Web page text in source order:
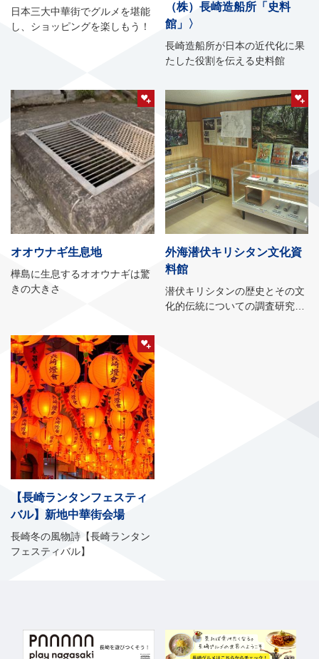
日本三大中華街でグルメを堪能
し、ショッピングを楽しもう！
（株）長崎造船所「史料
館」〉
長崎造船所が日本の近代化に果
たした役割を伝える史料館
オオウナギ生息地
樺島に生息するオオウナギは驚
きの大きさ
外海潜伏キリシタン文化資
料館
潜伏キリシタンの歴史とその文
化的伝統についての調査研究を
【長崎ランタンフェスティ
バル】新地中華街会場
長崎冬の風物詩【長崎ランタン
フェスティバル】